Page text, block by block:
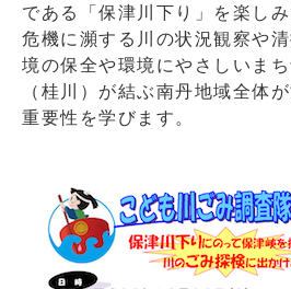
である「保津川下り」を楽し
危機に瀕する川の状況観察や
境の保全や環境にやさしいま
（桂川）が結ぶ南丹地域全体
重要性を学びます。